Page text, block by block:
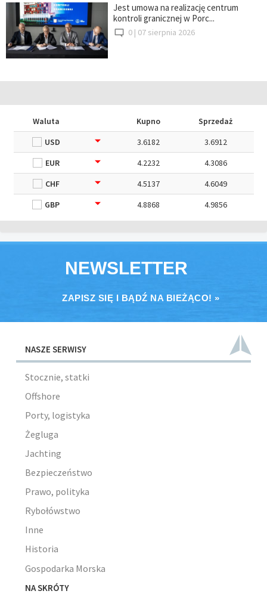
Jest umowa na realizację centrum
kontroli granicznej w Porc...
0 | 07 sierpnia 2026
Waluta Kupno
Sprzedaż
USD
3.6182
3.6912
EUR
4.2232
4.3086
CHF
4.5137
4.6049
GBP
4.8868 4.9856
NEWSLETTER
ZAPISZ SIĘ I BĄDŹ NA BIEŻĄCO! »
NASZE SERWISY
Stocznie, statki
Offshore
Porty, logistyka
Żegluga
Jachting
Bezpieczeństwo
Prawo, polityka
Rybołówstwo
Inne
Historia
Gospodarka Morska
NA SKRÓTY